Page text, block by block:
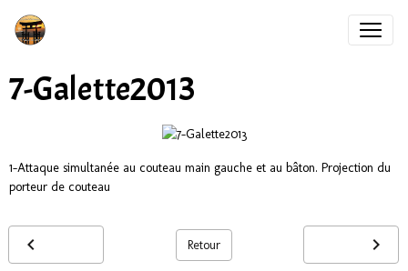
7-Galette2013
1-Attaque simultanée au couteau main gauche et au bâton. Projection du
porteur de couteau
Retour